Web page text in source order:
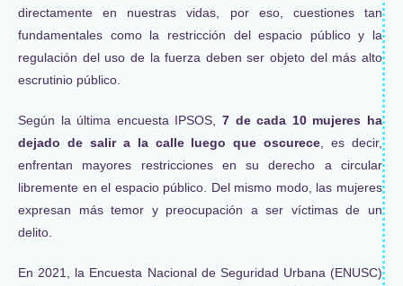
directamente en nuestras vidas, por eso, cuestiones tan
fundamentales como la restricción del espacio público y la
regulación del uso de la fuerza deben ser objeto del más alto
escrutinio público.
Según la última encuesta IPSOS, 7 de cada 10 mujeres ha
dejado de salir a la calle luego que oscurece , es decir,
enfrentan mayores restricciones en su derecho a circular
libremente en el espacio público. Del mismo modo, las mujeres
expresan más temor y preocupación a ser víctimas de un
delito.
En 2021, la Encuesta Nacional de Seguridad Urbana (ENUSC)